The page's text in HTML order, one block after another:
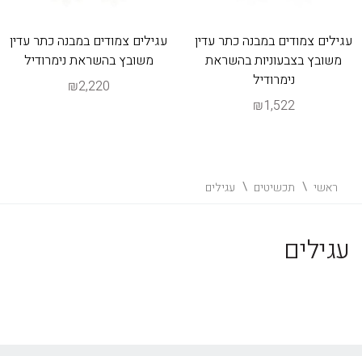
עגילים צמודים במבנה כתר עדין
משובץ בצבעוניות בהשראת
נימרודיל
₪1,522
עגילים צמודים במבנה כתר עדין
משובץ בהשראת נימרודיל
₪2,220
ראשי תכשיטים עגילים
עגילים